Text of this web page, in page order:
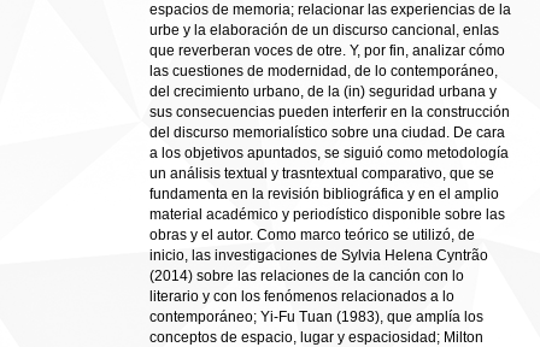
espacios de memoria; relacionar las experiencias de la
urbe y la elaboración de un discurso cancional, enlas
que reverberan voces de otre. Y, por fin, analizar cómo
las cuestiones de modernidad, de lo contemporáneo,
del crecimiento urbano, de la (in) seguridad urbana y
sus consecuencias pueden interferir en la construcción
del discurso memorialístico sobre una ciudad. De cara
a los objetivos apuntados, se siguió como metodología
un análisis textual y trasntextual comparativo, que se
fundamenta en la revisión bibliográfica y en el amplio
material académico y periodístico disponible sobre las
obras y el autor. Como marco teórico se utilizó, de
inicio, las investigaciones de Sylvia Helena Cyntrão
(2014) sobre las relaciones de la canción con lo
literario y con los fenómenos relacionados a lo
contemporáneo; Yi-Fu Tuan (1983), que amplía los
conceptos de espacio, lugar y espaciosidad; Milton